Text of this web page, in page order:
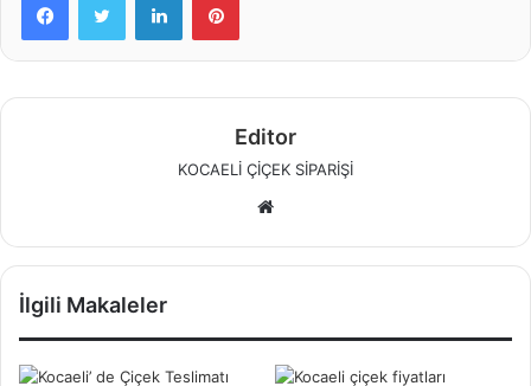
Editor
KOCAELİ ÇİÇEK SİPARİŞİ
b
e
İlgili Makaleler